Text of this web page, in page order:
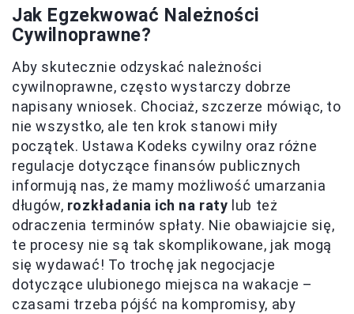
Jak Egzekwować Należności
Cywilnoprawne?
Aby skutecznie odzyskać należności
cywilnoprawne, często wystarczy dobrze
napisany wniosek. Chociaż, szczerze mówiąc, to
nie wszystko, ale ten krok stanowi miły
początek. Ustawa Kodeks cywilny oraz różne
regulacje dotyczące finansów publicznych
informują nas, że mamy możliwość umarzania
długów, rozkładania ich na raty lub też
odraczenia terminów spłaty. Nie obawiajcie się,
te procesy nie są tak skomplikowane, jak mogą
się wydawać! To trochę jak negocjacje
dotyczące ulubionego miejsca na wakacje –
czasami trzeba pójść na kompromisy, aby